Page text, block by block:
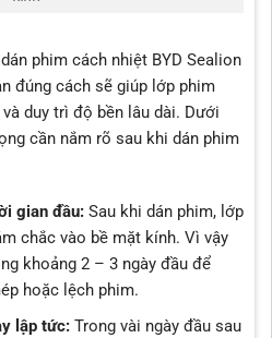
phim cách nhiệt BYD Sealion
đúng cách sẽ giúp lớp phim
duy trì độ bền lâu dài. Dưới
cần nắm rõ sau khi dán phim
gian đầu:Sau khi dán phim, lớp
chắc vào bề mặt kính. Vì vậy
khoảng 2 – 3 ngày đầu để
hoặc lệch phim.
lập tức:Trong vài ngày đầu sau